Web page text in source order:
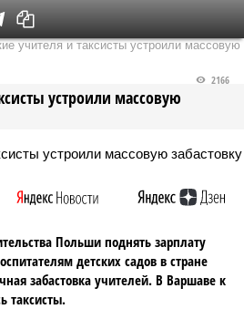
выпуск
учителя и таксисты устроили массовую
устроили массовую
2166
Польши поднять зарплату
детских садов в стране
забастовка учителей. В Варшаве к
таксисты.